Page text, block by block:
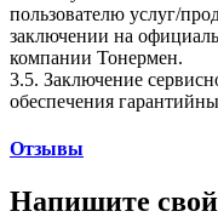
пользователю услуг/
заключении на
компании Тонермен.
3.5. Заключение
обеспечения
Отзывы
Напишите